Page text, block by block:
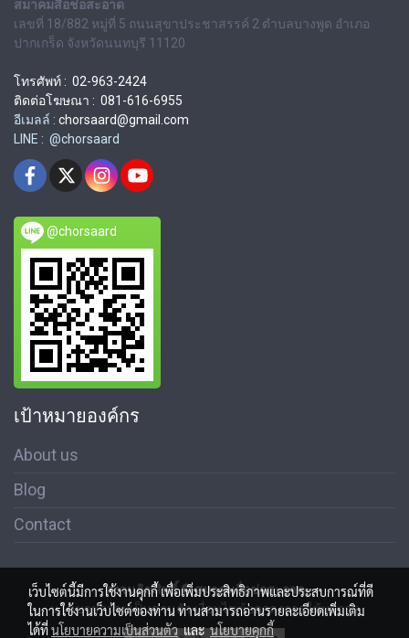
สมาคมสื่อช่อสะอาด
เลขที่ 18/882 หมู่ที่ 5 ถนนสุขาประชาสรรค์ 2 ตำบลบางพูด อำเภอ
ปากเกร็ด จังหวัดนนทบุรี 11120
โทรศัพท์ : 02-963-2424
ติดต่อโฆษณา : 081-616-6955
อีเมลล์ : chorsaard@gmail.com
LINE : @chorsaard
@chorsaard
เป้าหมายองค์กร
About us
Blog
Contact
สงวนลิขสิทธิ์ © สมาคมสื่อช่อสะอาด
นโนบายความเป็นส่วนตัว เงื่อนไขข้อตกลงการใช้บริการ
เว็บไซต์นี้มีการใช้งานคุกกี้ เพื่อเพิ่มประสิทธิภาพและประสบการณ์ที่ดี
ในการใช้งานเว็บไซต์ของท่าน ท่านสามารถอ่านรายละเอียดเพิ่มเติม
ได้ที่นโยบายความเป็นส่วนตัวและนโยบายคุกกี้